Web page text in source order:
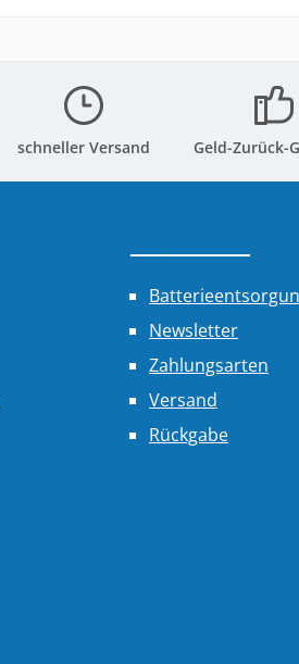
schneller Versand Geld-Zurück-
Newsletter
Zahlungsarten
Versand
Rückgabe